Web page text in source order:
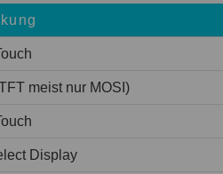
meist nur MOSI)
Display